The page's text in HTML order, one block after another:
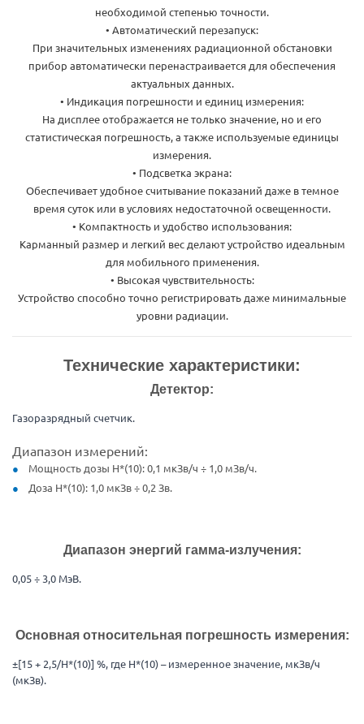
необходимой степенью точности.
• Автоматический перезапуск:
При значительных изменениях радиационной обстановки
прибор автоматически перенастраивается для обеспечения
актуальных данных.
• Индикация погрешности и единиц измерения:
На дисплее отображается не только значение, но и его
статистическая погрешность, а также используемые единицы
измерения.
• Подсветка экрана:
Обеспечивает удобное считывание показаний даже в темное
время суток или в условиях недостаточной освещенности.
• Компактность и удобство использования:
Карманный размер и легкий вес делают устройство идеальным
для мобильного применения.
• Высокая чувствительность:
Устройство способно точно регистрировать даже минимальные
уровни радиации.
Технические характеристики:
Детектор:
Газоразрядный счетчик.
Диапазон измерений:
Мощность дозы Н*(10): 0,1 мкЗв/ч ÷ 1,0 мЗв/ч.
Доза Н*(10): 1,0 мкЗв ÷ 0,2 Зв.
Диапазон энергий гамма-излучения:
0,05 ÷ 3,0 МэВ.
Основная относительная погрешность измерения:
±[15 + 2,5/Н*(10)] %, где Н*(10) – измеренное значение, мкЗв/ч
(мкЗв).